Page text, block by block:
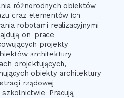
różnorodnych obiektów
oraz elementów ich
robotami realizacyjnymi
oni prace
projekty
architektury
projektujących,
obiekty architektury
rządowej
Pracują